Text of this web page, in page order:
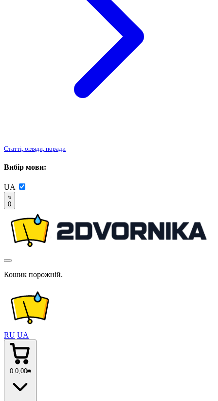
Статті, огляди, поради
Вибір мови:
UA
0
Кошик порожній.
RU UA
0 0 ,00₴